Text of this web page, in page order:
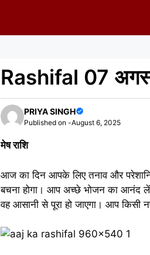
Rashifal 07
PRIYA SINGH
Published on -August 6, 2025
मेष राशि
आज का दिन आपके लिए तनाव और
बचना होगा। आप अच्छे भोजन का आनंद
वह आसानी से पूरा हो जाएगा। आप किसी